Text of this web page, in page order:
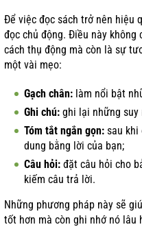
Để việc đọc sách trở nên hiệu
đọc chủ động. Điều này
cách thụ động mà còn là sự
một vài mẹo:
Gạch chân: làm nổi bật
Ghi chú: ghi lại những suy
Tóm tắt ngắn gọn: sau khi
dung bằng lời của bạn;
Câu hỏi: đặt câu hỏi cho
kiếm câu trả lời.
Những phương pháp này sẽ
tốt hơn mà còn ghi nhớ nó lâu